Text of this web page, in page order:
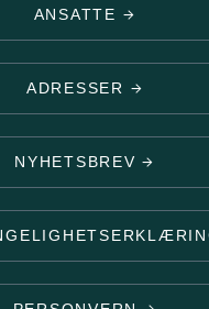
ANSATTE
ADRESSER
NYHETSBREV